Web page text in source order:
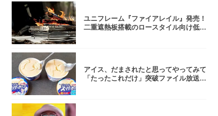
ユニフレーム『ファイアレイル』発売！
二重遮熱板搭載のロースタイル向け低型
アイス、だまされたと思ってやってみて
「たったこれだけ」突破ファイル放送で